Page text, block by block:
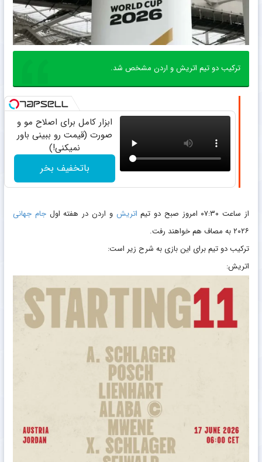
ترکیب دو تیم اتریش و اردن مشخص شد.
ابزار کامل برای اصلاح مو و
صورت (قیمت رو ببینی باور
نمیکنی!)
باتخفیف بخر
از ساعت ۰۷:۳۰ امروز صبح دو تیم اتریش و اردن در هفته اولجام جهانی
۲۰۲۶ به مصاف هم خواهند رفت.
ترکیب دو تیم برای این بازی به شرح زیر است:
اتریش: